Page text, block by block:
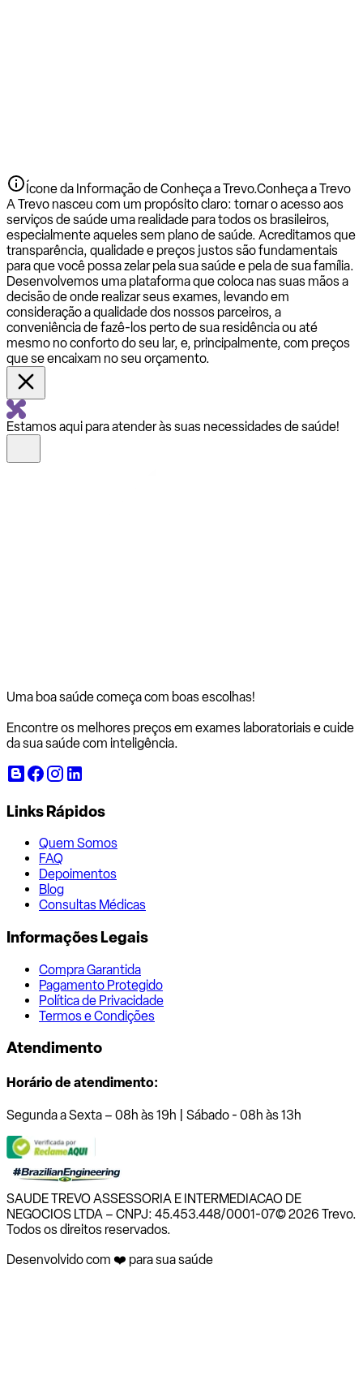
Ícone da Informação de Conheça a Trevo.Conheça a Trevo
A Trevo nasceu com um propósito claro: tornar o acesso aos
serviços de saúde uma realidade para todos os brasileiros,
especialmente aqueles sem plano de saúde. Acreditamos que
transparência, qualidade e preços justos são fundamentais
para que você possa zelar pela sua saúde e pela de sua família.
Desenvolvemos uma plataforma que coloca nas suas mãos a
decisão de onde realizar seus exames, levando em
consideração a qualidade dos nossos parceiros, a
conveniência de fazê-los perto de sua residência ou até
mesmo no conforto do seu lar, e, principalmente, com preços
que se encaixam no seu orçamento.
Estamos aqui para atender às suas necessidades de saúde!
Uma boa saúde começa com boas escolhas!
Encontre os melhores preços em exames laboratoriais e cuide
da sua saúde com inteligência.
Links Rápidos
Quem Somos
FAQ
Depoimentos
Blog
Consultas Médicas
Informações Legais
Compra Garantida
Pagamento Protegido
Política de Privacidade
Termos e Condições
Atendimento
Horário de atendimento:
Segunda a Sexta – 08h às 19h | Sábado - 08h às 13h
SAUDE TREVO ASSESSORIA E INTERMEDIACAO DE
NEGOCIOS LTDA – CNPJ: 45.453.448/0001-07© 2026 Trevo.
Todos os direitos reservados.
Desenvolvido com ❤️ para sua saúde